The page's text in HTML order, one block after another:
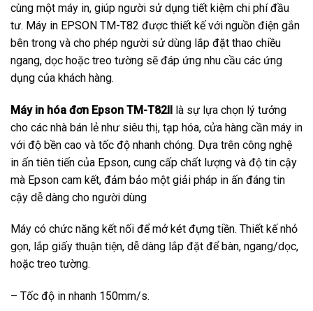
cùng một máy in, giúp người sử dụng tiết kiệm chi phí đầu
tư. Máy in EPSON TM-T82 được thiết kế với nguồn điện gắn
bên trong và cho phép người sử dùng lắp đặt thao chiều
ngang, dọc hoặc treo tường sẽ đáp ứng nhu cầu các ứng
dụng của khách hàng.
Máy in hóa đơn Epson TM-T82II là sự lựa chọn lý tưởng
cho các nhà bán lẻ như siêu thị, tạp hóa, cửa hàng cần máy in
với độ bền cao và tốc độ nhanh chóng. Dựa trên công nghệ
in ấn tiên tiến của Epson, cung cấp chất lượng và độ tin cậy
mà Epson cam kết, đảm bảo một giải pháp in ấn đáng tin
cậy dễ dàng cho người dùng
Máy có chức năng kết nối để mở két đựng tiền. Thiết kế nhỏ
gọn, lắp giấy thuận tiện, dễ dàng lắp đặt để bàn, ngang/dọc,
hoặc treo tường.
– Tốc độ in nhanh 150mm/s.